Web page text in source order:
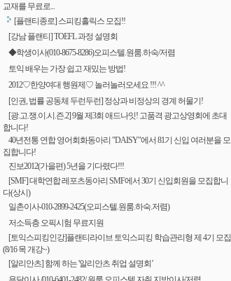
교재를 무료로...
[플랜티종로] 스피킹홀릭스 모집!!
[강남 플랜티] TOEFL 과정 설명회
◆학생이사(010-8675-8286)오피스텔.원룸.하숙/저렴
토익 배우는 가장 쉽고 재밌는 방법!
2012♡한양여대 행원제♡ 놀러놀러오세요 !!! ^^
[인권, 법률 공동체 두런두런] 정상과 비정상의 경계 허물기!
[광.고.쟁.이.시.즌.2] 9월 제3회 애드나잇! 고품격 광고상영회에 초대
합니다!
40년전통 연합 영어회화동아리 "DAISY"에서 81기 신입 여러분을 모
집합니다!
진보2012(가을편) 5년을 기다렸다!!!
[SMF] 대학연합 레포츠동아리 SMF에서 30기 신입회원을 모집합니
다(상시)
일촌이사-010-2899-2425(오피스텔.원룸.하숙.저렴)
저소득층 오픽시험 무료지원
[토익스피킹인강]플랜티라이브 토익스피킹 학습관리형 제 4기 모집
(8/16 목 개강~)
[알리안츠] 함께 하는 '알리안츠 취업 설명회’